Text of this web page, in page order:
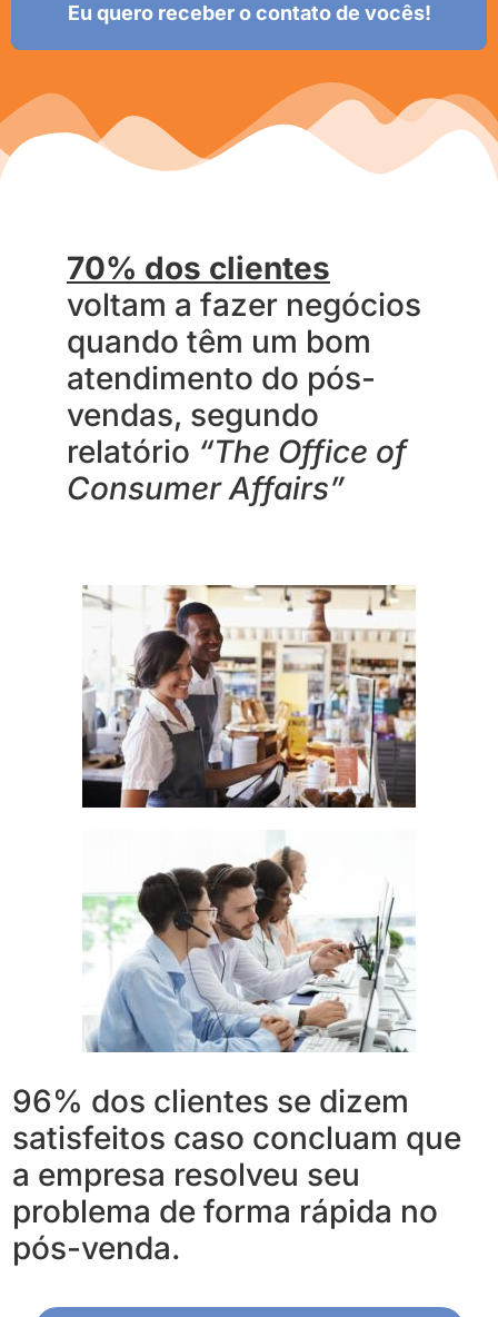
Eu quero receber o contato de vocês!
70% dos clientes
voltam a fazer negócios
quando têm um bom
atendimento do pós-
vendas, segundo
relatório “The Office of
Consumer Affairs”
96% dos clientes se dizem
satisfeitos caso concluam que
a empresa resolveu seu
problema de forma rápida no
pós-venda.